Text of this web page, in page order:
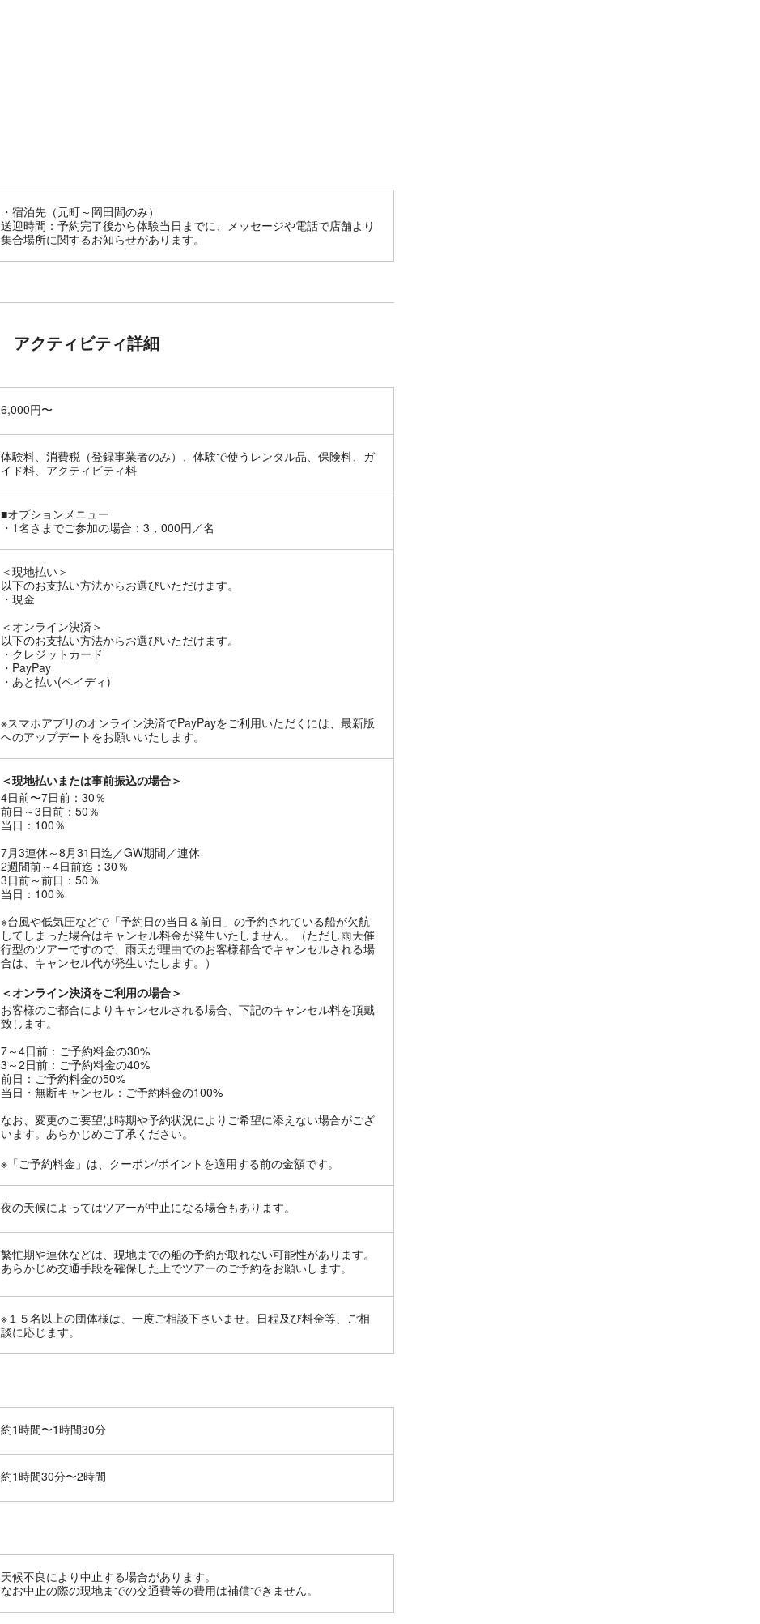
宿泊先（元町～岡田間のみ）
送迎時間：予約完了後から体験当日までに、メッセージや電話で店舗より
集合場所に関するお知らせがあります。
アクティビティ詳細
6,000円〜
体験料、消費税（登録事業者のみ）、体験で使うレンタル品、保険料、ガ
イド料、アクティビティ料
■オプションメニュー
・1名さまでご参加の場合：3，000円／名
＜現地払い＞
以下のお支払い方法からお選びいただけます。
・現金
＜オンライン決済＞
以下のお支払い方法からお選びいただけます。
・クレジットカード
・PayPay
・あと払い(ペイディ)
※スマホアプリのオンライン決済でPayPayをご利用いただくには、最新版
へのアップデートをお願いいたします。
＜現地払いまたは事前振込の場合＞
4日前〜7日前：30％
前日～3日前：50％
当日：100％
7月3連休～8月31日迄／GW期間／連休
2週間前～4日前迄：30％
3日前～前日：50％
当日：100％
※台風や低気圧などで「予約日の当日＆前日」の予約されている船が欠航
してしまった場合はキャンセル料金が発生いたしません。（ただし雨天催
行型のツアーですので、雨天が理由でのお客様都合でキャンセルされる場
合は、キャンセル代が発生いたします。）
＜オンライン決済をご利用の場合＞
お客様のご都合によりキャンセルされる場合、下記のキャンセル料を頂戴
致します。
7～4日前：ご予約料金の30%
3～2日前：ご予約料金の40%
前日：ご予約料金の50%
当日・無断キャンセル：ご予約料金の100%
なお、変更のご要望は時期や予約状況によりご希望に添えない場合がござ
います。あらかじめご了承ください。
※「ご予約料金」は、クーポン/ポイントを適用する前の金額です。
夜の天候によってはツアーが中止になる場合もあります。
繁忙期や連休などは、現地までの船の予約が取れない可能性があります。
あらかじめ交通手段を確保した上でツアーのご予約をお願いします。
※１５名以上の団体様は、一度ご相談下さいませ。日程及び料金等、ご相
談に応じます。
約1時間〜1時間30分
約1時間30分〜2時間
天候不良により中止する場合があります。
なお中止の際の現地までの交通費等の費用は補償できません。